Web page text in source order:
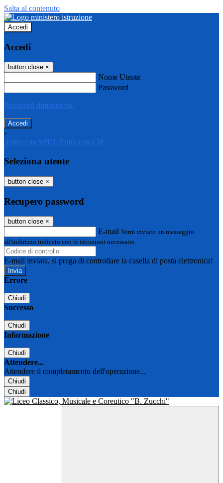
Salta al contenuto
Accedi
Accedi
button close ×
Nome Utente
Password
Password dimenticata?
-
Entra con SPID Entra con CIE
Seleziona utente
button close ×
Recupero password
button close ×
E-mail Verrà inviato un messaggio
all'indirizzo indicato con le istruzioni necessarie.
E-mail inviata, si prega di controllare la casella di posta elettronica!
Errore
Chiudi
Successo
Chiudi
Informazione
Chiudi
Attendere...
Attendere il completamento dell'operazione...
Chiudi
Chiudi